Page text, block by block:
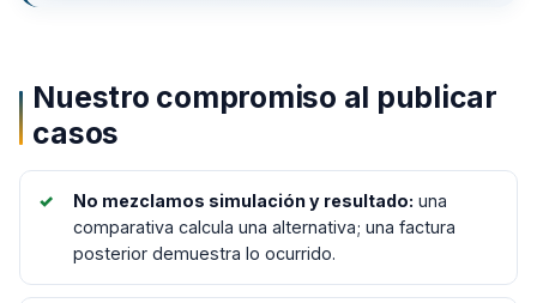
Nuestro compromiso al publicar
casos
No mezclamos simulación y resultado: una
comparativa calcula una alternativa; una factura
posterior demuestra lo ocurrido.